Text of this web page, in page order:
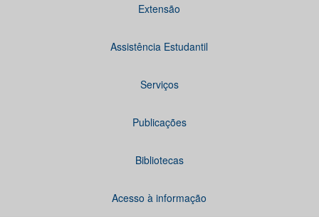
Extensão
Assistência Estudantil
Serviços
Publicações
Bibliotecas
Acesso à informação